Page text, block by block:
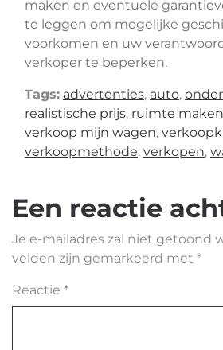
maken en eventuele
te leggen om mogelijke
voorkomen en uw
verkoper te beperken.
Tags: advertenties, auto,
realistische prijs, ruimte maken
verkoop mijn wagen,
verkoopmethode, verkopen,
Een reactie
Je e-mailadres zal niet getoond
velden zijn gemarkeerd met *
Reactie *